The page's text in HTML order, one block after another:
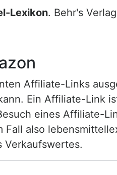
Lexikon. Behr's
Affiliate-Links
Ein Affiliate-Link
eines Affiliate-
also
Verkaufswertes.